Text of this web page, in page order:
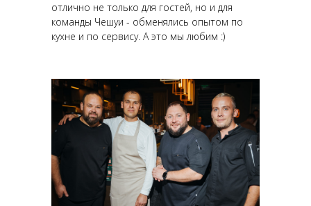
отлично не только для гостей, но и для
команды Чешуи - обменялись опытом по
кухне и по сервису. А это мы любим :)